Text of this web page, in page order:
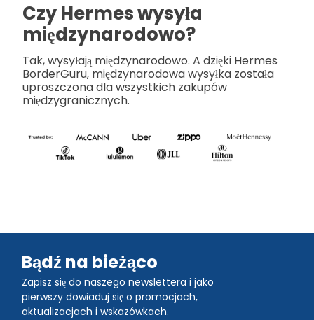
Czy Hermes wysyła
międzynarodowo?
Tak, wysyłają międzynarodowo. A dzięki Hermes
BorderGuru, międzynarodowa wysyłka została
uproszczona dla wszystkich zakupów
międzygranicznych.
Bądź na bieżąco
Zapisz się do naszego newslettera i jako
pierwszy dowiaduj się o promocjach,
aktualizacjach i wskazówkach.